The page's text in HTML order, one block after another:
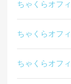
ちゃくらオフ
ちゃくらオフ
ちゃくらオフ